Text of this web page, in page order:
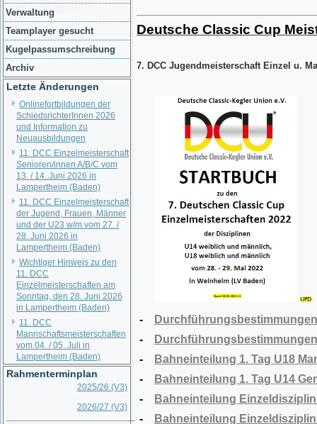
Verwaltung
Teamplayer gesucht
Kugelpassumschreibung
Archiv
Letzte Änderungen
Onlinefortbildungen der
SchiedsrichterInnen 2026
und Information zu
Neuausbildungen
11. DCC Einzelmeisterschaft
Senioren/innen A/B/C vom
13. / 14. Juni 2026 in
Lampertheim (Baden)
11. DCC Einzelmeisterschaft
der Jugend, Frauen, Männer
und der U23 w/m vom 27. /
28. Juni 2026 in
Lampertheim (Baden)
Wichtiger Hinweis zu den
11. DCC
Einzelmeisterschaften am
Sonntag, den 28. Juni 2026
in Lampertheim (Baden)
11. DCC
Mannschaftsmeisterschaften
vom 04. / 05. Juli in
Lampertheim (Baden)
Rahmenterminplan
2025/26 (V3)
2026/27 (V3)
Deutsche Classic Cup
7. DCC Jugendmeisterschaft Einzel u.
-
-
-
Bahneinteilung 1. Tag U18
-
Bahneinteilung 1. Tag U14
-
Bahneinteilung
-
Bahneinteilung